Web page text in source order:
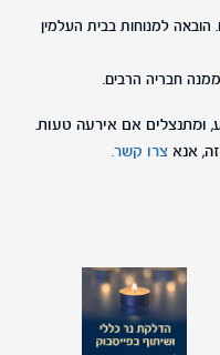
הובאה למנוחות בבית העלמין
חבריה הרבים.
ומתנצלים אם אירעה טעות.
אנא צרו קשר.